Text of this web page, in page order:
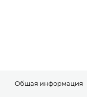
Общая информация